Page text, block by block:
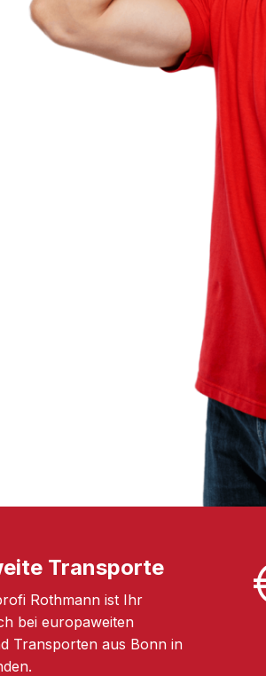
Transporte
Rothmann ist Ihr
bei europaweiten
Transporten aus Bonn in